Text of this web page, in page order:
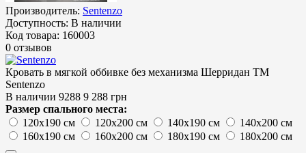
Производитель: Sentenzo
Доступность: В наличии
Код товара: 160003
0 отзывов
Кровать в мягкой оббивке без механизма Шерридан ТМ
Sentenzo
В наличии 9288 9 288 грн
Размер спального места:
120х190 см
120х200 см 140х190 см
140х200 см
160х190 см
160х200 см 180х190 см 180х200 см